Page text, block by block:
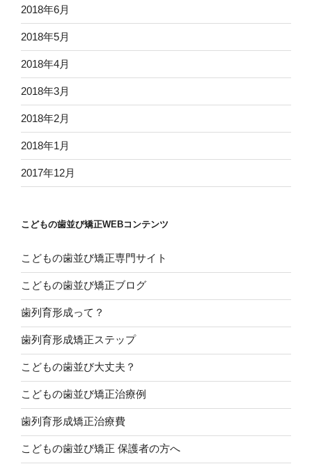
2018年6月
2018年5月
2018年4月
2018年3月
2018年2月
2018年1月
2017年12月
こどもの歯並び矯正WEBコンテンツ
こどもの歯並び矯正専門サイト
こどもの歯並び矯正ブログ
歯列育形成って？
歯列育形成矯正ステップ
こどもの歯並び大丈夫？
こどもの歯並び矯正治療例
歯列育形成矯正治療費
こどもの歯並び矯正 保護者の方へ